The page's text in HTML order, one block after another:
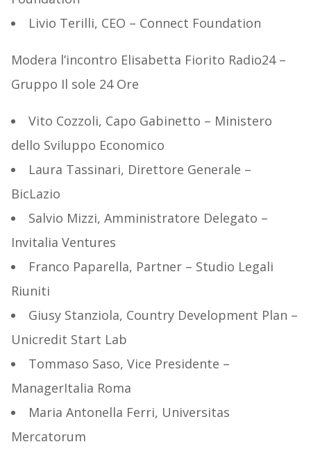
Livio Terilli, CEO – Connect Foundation
Modera l’incontro Elisabetta Fiorito Radio24 –
Gruppo Il sole 24 Ore
Vito Cozzoli, Capo Gabinetto – Ministero
dello Sviluppo Economico
Laura Tassinari, Direttore Generale –
BicLazio
Salvio Mizzi, Amministratore Delegato –
Invitalia Ventures
Franco Paparella, Partner – Studio Legali
Riuniti
Giusy Stanziola, Country Development Plan –
Unicredit Start Lab
Tommaso Saso, Vice Presidente –
ManagerItalia Roma
Maria Antonella Ferri, Universitas
Mercatorum